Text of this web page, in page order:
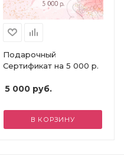
Подарочный
Сертификат на 5 000 р.
5 000руб.
В КОРЗИНУ